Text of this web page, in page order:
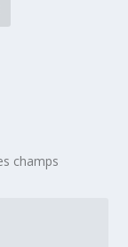
champs